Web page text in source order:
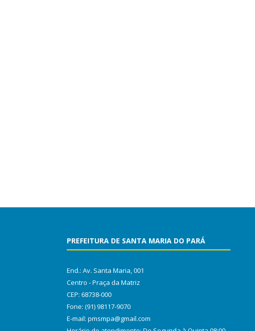
PREFEITURA DE SANTA MARIA DO PARÁ
End.: Av. Santa Maria, 001
Centro - Praça da Matriz
CEP: 68738-000
Fone: (91) 98117-9070
E-mail: pmsmpa@gmail.com